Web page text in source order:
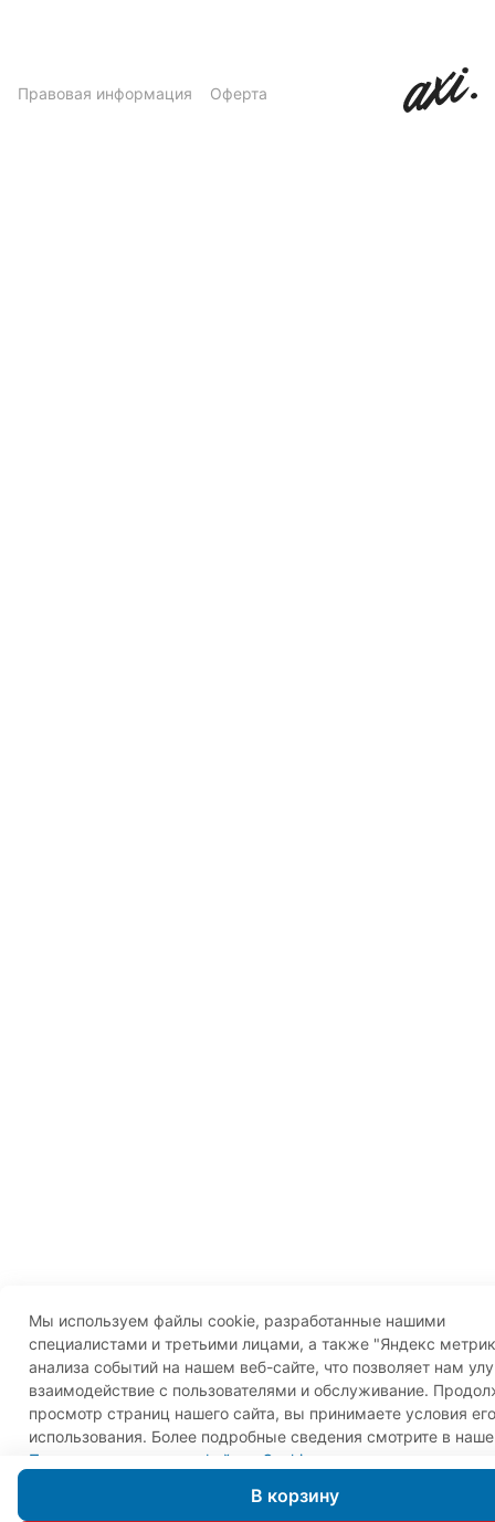
В корзину
Правовая информация Оферта
Мы используем файлы cookie, разработанные нашими
специалистами и третьими лицами, а также "Яндекс
анализа событий на нашем веб-сайте, что позволяет нам
взаимодействие с пользователями и обслуживание.
просмотр страниц нашего сайта, вы принимаете условия его
использования. Более подробные сведения смотрите в
Политике в отношении файлов Cookie